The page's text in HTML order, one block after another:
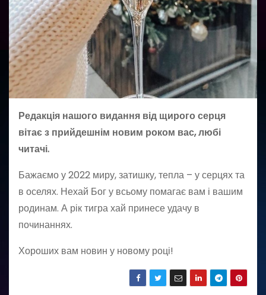
Редакція нашого видання від щирого серця
вітає з прийдешнім новим роком вас, любі
читачі.
Бажаємо у 2022 миру, затишку, тепла – у серцях та
в оселях. Нехай Бог у всьому помагає вам і вашим
родинам. А рік тигра хай принесе удачу в
починаннях.
Хороших вам новин у новому році!